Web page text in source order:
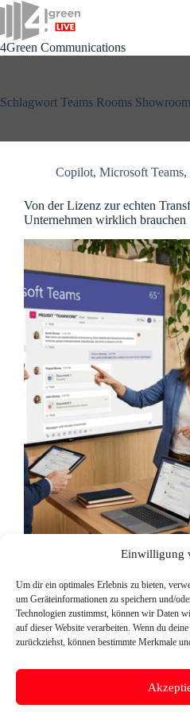
Einwilligung
Um dir ein optimales Erlebnis zu bieten,
um Geräteinformationen zu speichern und/
Technologien zustimmst, können wir Daten
auf dieser Website verarbeiten. Wenn du
zurückziehst, können bestimmte Merkmale
Zum
Inhalt
springen
4Green Communications
Schlagwort Teams Rooms
Copilot, Microsoft Teams,
Von der Lizenz zur echten
Unternehmen wirklich brauchen
Ein Satz, den wir in fast jedem
aber keiner nutzt das wirklich.”
Einzelfall. Das ist ein Muster.
genau den Unterschied
Michael Reischer
14.